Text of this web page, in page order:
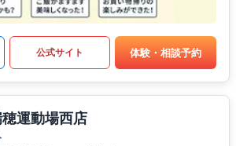
公式サイト 体験・相談予約
運動場西店